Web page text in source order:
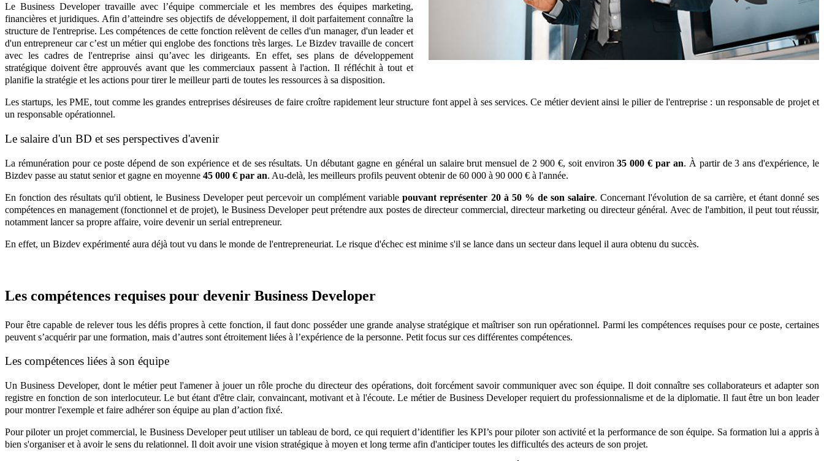
Le Business Developer travaille avec l’équipe commerciale et les membres des équipes marketing,
financières et juridiques. Afin d’atteindre ses objectifs de développement, il doit parfaitement connaître la
structure de l'entreprise. Les compétences de cette fonction relèvent de celles d'un manager, d'un leader et
d'un entrepreneur car c’est un métier qui englobe des fonctions très larges. Le Bizdev travaille de concert
avec les cadres de l'entreprise ainsi qu’avec les dirigeants. En effet, ses plans de développement
stratégique doivent être approuvés avant que les commerciaux passent à l'action. Il réfléchit à tout et
planifie la stratégie et les actions pour tirer le meilleur parti de toutes les ressources à sa disposition.
Les startups, les PME, tout comme les grandes entreprises désireuses de faire croître rapidement leur structure font appel à ses services. Ce métier devient ainsi le pilier de l'entreprise : un responsable de projet et
un responsable opérationnel.
Le salaire d'un BD et ses perspectives d'avenir
La rémunération pour ce poste dépend de son expérience et de ses résultats. Un débutant gagne en général un salaire brut mensuel de 2 900 €, soit environ35 000 € par an. À partir de 3 ans d'expérience, le
Bizdev passe au statut senior et gagne en moyenne 45 000 € par an. Au-delà, les meilleurs profils peuvent obtenir de 60 000 à 90 000 € à l'année.
En fonction des résultats qu'il obtient, le Business Developer peut percevoir un complément variablepouvant représenter 20 à 50 % de son salaire. Concernant l'évolution de sa carrière, et étant donné ses
compétences en management (fonctionnel et de projet), le Business Developer peut prétendre aux postes de directeur commercial, directeur marketing ou directeur général. Avec de l'ambition, il peut tout réussir,
notamment lancer sa propre affaire, voire devenir un serial entrepreneur.
En effet, un Bizdev expérimenté aura déjà tout vu dans le monde de l'entrepreneuriat. Le risque d'échec est minime s'il se lance dans un secteur dans lequel il aura obtenu du succès.
Les compétences requises pour devenir Business Developer
Pour être capable de relever tous les défis propres à cette fonction, il faut donc posséder une grande analyse stratégique et maîtriser son run opérationnel. Parmi les compétences requises pour ce poste, certaines
peuvent s’acquérir par une formation, mais d’autres sont étroitement liées à l’expérience de la personne. Petit focus sur ces différentes compétences.
Les compétences liées à son équipe
Un Business Developer, dont le métier peut l'amener à jouer un rôle proche du directeur des opérations, doit forcément savoir communiquer avec son équipe. Il doit connaître ses collaborateurs et adapter son
registre en fonction de son interlocuteur. Le but étant d'être clair, convaincant, motivant et à l'écoute. Le métier de Business Developer requiert du professionnalisme et de la diplomatie. Il faut être un bon leader
pour montrer l'exemple et faire adhérer son équipe au plan d’action fixé.
Pour piloter un projet commercial, le Business Developer peut utiliser un tableau de bord, ce qui requiert d’identifier les KPI’s pour piloter son activité et la performance de son équipe. Sa formation lui a appris à
bien s'organiser et à avoir le sens du relationnel. Il doit avoir une vision stratégique à moyen et long terme afin d'anticiper toutes les difficultés des acteurs de son projet.